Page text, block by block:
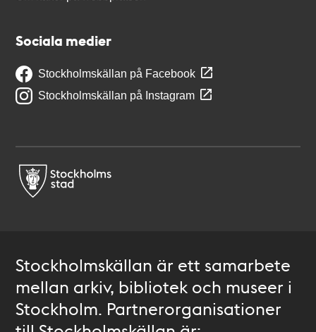
Sociala medier
Stockholmskällan på Facebook
Stockholmskällan på Instagram
Stockholmskällan är ett samarbete
mellan arkiv, bibliotek och museer i
Stockholm. Partnerorganisationer